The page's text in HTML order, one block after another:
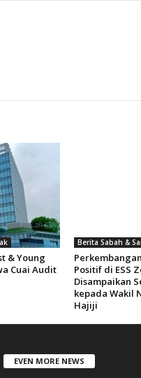
& Young
Cuai Audit
Berita Sabah &
Positif di ESS
Disampaikan
kepada Wakil
Hajiji
EVEN MORE NEWS